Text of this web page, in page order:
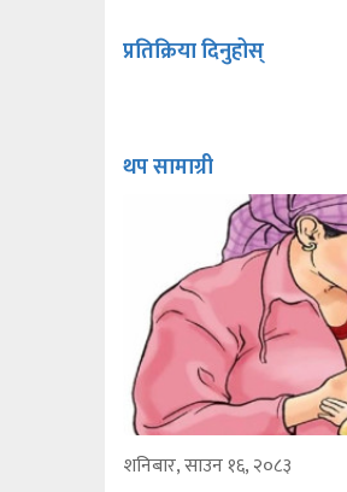
प्रतिक्रिया दिनुहोस्
थप सामाग्री
शनिबार, साउन १६, २०८३